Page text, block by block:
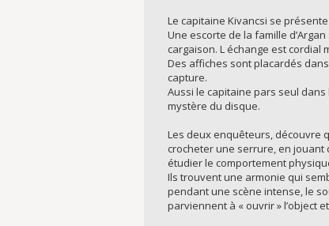
Le capitaine Kivancsi se
Une escorte de la famille
cargaison. L échange est cordial
Des affiches sont placardés
capture.
Aussi le capitaine pars seul
mystère du disque.
Les deux enquêteurs, découvre
crocheter une serrure, en jouant
étudier le comportement
Ils trouvent une armonie qui
pendant une scène intense, le
parviennent à « ouvrir » l’object